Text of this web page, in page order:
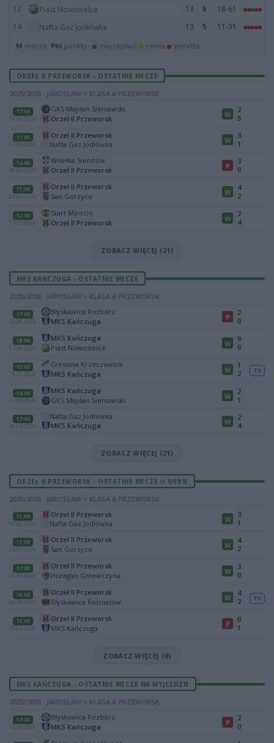
13
Piast Nowosielce 13 6
18-61
14
Nafta Gaz Jodłówka 13 5 11-31
M mecze, Pkt punkty · zwycięstwo remis porażka
ORZEŁ II PRZEWORSK - OSTATNIE MECZE
2025/2026 · JAROSŁAW > KLASA A PRZEWORSK
17:00
14.06.2026
GKS Majdan Sieniawski
Orzeł II Przeworsk
W
2
5
11:00
07.06.2026
Orzeł II Przeworsk
Nafta Gaz Jodłówka
W
3
1
14:00
30.05.2026
Wisełka Siennów
Orzeł II Przeworsk
P
3
0
11:00
24.05.2026
Orzeł II Przeworsk
San Gorzyce
W
4
2
12:30
17.05.2026
Start Mirocin
Orzeł II Przeworsk
W
2
4
ZOBACZ WIĘCEJ (21)
MKS KAŃCZUGA - OSTATNIE MECZE
2025/2026 · JAROSŁAW > KLASA A PRZEWORSK
17:00
12.06.2026
Błyskawica Rozbórz
MKS Kańczuga
P
2
0
18:00
03.06.2026
MKS Kańczuga
Piast Nowosielce
W
9
0
15:00
31.05.2026
Cresovia Krzeczowice
MKS Kańczuga
W
1
2
TV
14:00
23.05.2026
MKS Kańczuga
GKS Majdan Sieniawski
W
2
1
17:00
16.05.2026
Nafta Gaz Jodłówka
MKS Kańczuga
W
2
4
ZOBACZ WIĘCEJ (21)
ORZEŁ II PRZEWORSK - OSTATNIE MECZE U SIEBIE
2025/2026 · JAROSŁAW > KLASA A PRZEWORSK
11:00
07.06.2026
Orzeł II Przeworsk
Nafta Gaz Jodłówka
W
3
1
11:00
24.05.2026
Orzeł II Przeworsk
San Gorzyce
W
4
2
17:00
09.05.2026
Orzeł II Przeworsk
Huragan Gniewczyna
W
3
0
16:00
02.05.2026
Orzeł II Przeworsk
Błyskawica Rożniatów
W
4
2
TV
16:00
19.04.2026
Orzeł II Przeworsk
MKS Kańczuga
P
0
1
ZOBACZ WIĘCEJ (8)
MKS KAŃCZUGA - OSTATNIE MECZE NA WYJEZDZIE
2025/2026 · JAROSŁAW > KLASA A PRZEWORSK
17:00
12.06.2026
Błyskawica Rozbórz
MKS Kańczuga
P
2
0